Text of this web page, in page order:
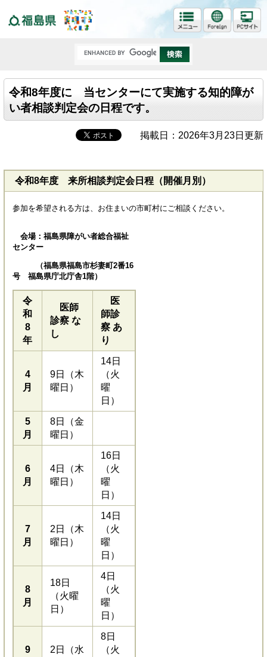
令和8年度に 当センターにて実施する知的障が
い者相談判定会の日程です。
掲載日：2026年3月23日更新
令和8年度 来所相談判定会日程（開催月別）
参加を希望される方は、お住まいの市町村にご相談ください。
会場：福島県障がい者総合福祉
センター
（福島県福島市杉妻町2番16
号 福島県庁北庁舎1階）
令
和
8
年
医師
診察 な
し
医
師診
察 あ
り
4
月
9日（木
曜日）
14日
（火
曜
日）
5
月
8日（金
曜日）
6
月
4日（木
曜日）
16日
（火
曜
日）
7
月
2日（木
曜日）
14日
（火
曜
日）
8
月
18日
（火曜
日）
4日
（火
曜
日）
9
2日（水
8日
（火